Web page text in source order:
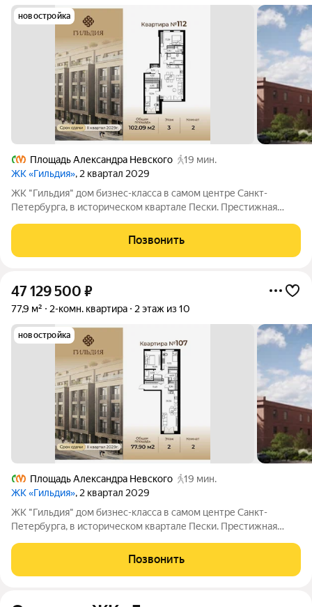
новостройка
Площадь Александра Невского
19 мин.
ЖК «Гильдия», 2 квартал 2029
ЖК "Гильдия" дом бизнес-класса в самом центре Санкт-
Петербурга, в историческом квартале Пески. Престижная
"Гильдия" создана продуманная внутренняя инфраструктура
для полноценного отдыха и работы.
Позвонить
47 129 500 ₽
77,9 м² 2-комн. квартира 2 этаж из 10
новостройка
Площадь Александра Невского
19 мин.
ЖК «Гильдия», 2 квартал 2029
ЖК "Гильдия" дом бизнес-класса в самом центре Санкт-
Петербурга, в историческом квартале Пески. Престижная
"Гильдия" создана продуманная внутренняя инфраструктура
для полноценного отдыха и работы.
Позвонить